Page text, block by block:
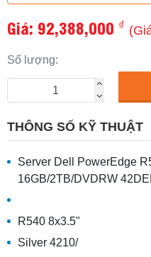
Giá: 92,388,000 ₫
Số lượng:
THÔNG SỐ KỸ THUẬT
Server Dell PowerEdge
16GB/2TB/DVDRW
R540 8x3.5"
Silver 4210/